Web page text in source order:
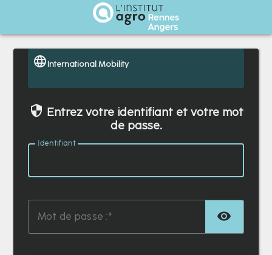
Institut Agro Rennes Angers
International Mobility
Entrez votre identifiant et votre mot
de passe.
Identifiant :
Mot de passe :